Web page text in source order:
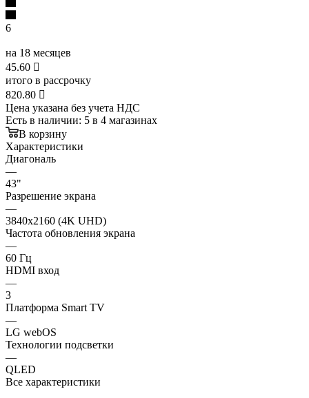
6
на 18 месяцев
45.60 
итого в рассрочку
820.80 
Цена указана без учета НДС
Есть в наличии: 5 в 4 магазинах
В корзину
Характеристики
Диагональ
—
43"
Разрешение экрана
—
3840x2160 (4K UHD)
Частота обновления экрана
—
60 Гц
HDMI вход
—
3
Платформа Smart TV
—
LG webOS
Технологии подсветки
—
QLED
Все характеристики